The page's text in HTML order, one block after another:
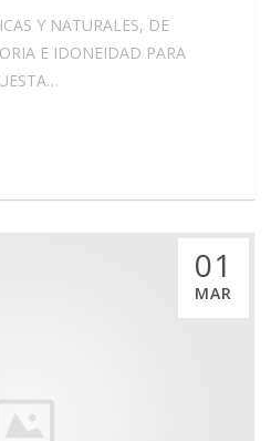
Y NATURALES, DE
E IDONEIDAD PARA
01
MAR